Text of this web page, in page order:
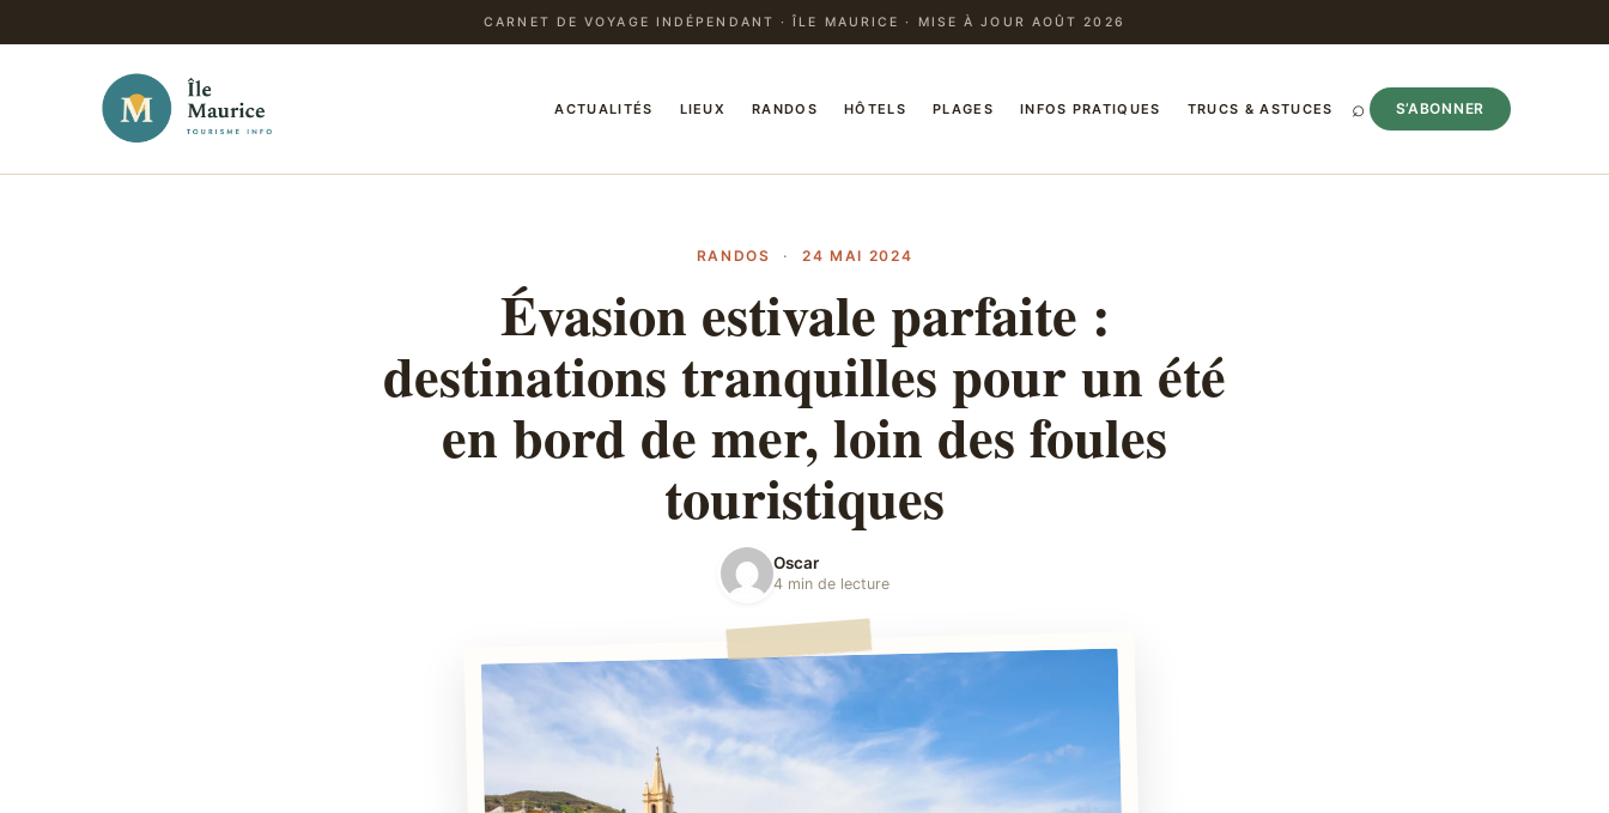
CARNET DE VOYAGE INDÉPENDANT · ÎLE MAURICE · MISE À JOUR AOÛT 2026
ACTUALITÉS LIEUX RANDOS HÔTELS PLAGES INFOS PRATIQUES TRUCS & ASTUCES ⌕ S’ABONNER
RANDOS · 24 MAI 2024
Évasion estivale parfaite :
destinations tranquilles pour un été
en bord de mer, loin des foules
touristiques
Oscar
4 min de lecture